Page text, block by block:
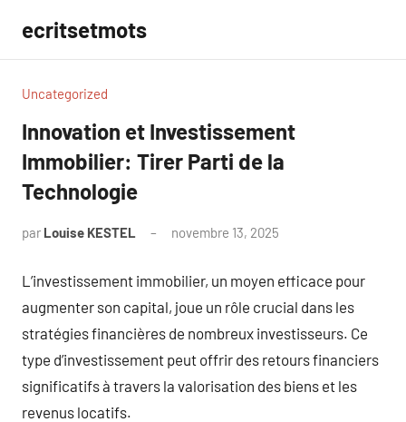
contenu
ecritsetmots
Uncategorized
Innovation et Investissement
Immobilier: Tirer Parti de la
Technologie
par Louise KESTEL novembre 13, 2025
L’investissement immobilier, un moyen efficace pour
augmenter son capital, joue un rôle crucial dans les
stratégies financières de nombreux investisseurs. Ce
type d’investissement peut offrir des retours financiers
significatifs à travers la valorisation des biens et les
revenus locatifs.